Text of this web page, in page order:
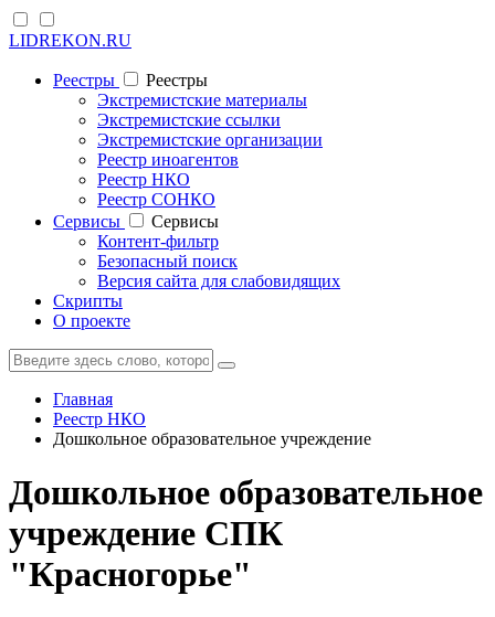
LIDREKON.RU
Реестры
Реестры
Экстремистские материалы
Экстремистские ссылки
Экстремистские организации
Реестр иноагентов
Реестр НКО
Реестр СОНКО
Cервисы
Cервисы
Контент-фильтр
Безопасный поиск
Версия сайта для слабовидящих
Скрипты
О проекте
Главная
Реестр НКО
Дошкольное образовательное учреждение
Дошкольное образовательное
учреждение СПК
"Красногорье"